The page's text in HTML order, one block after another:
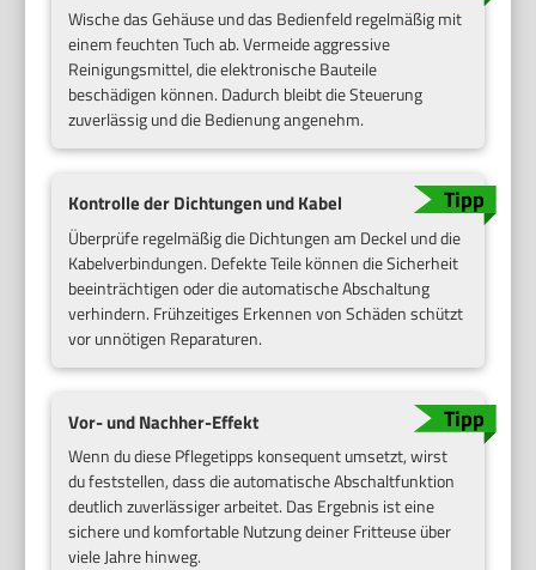
Wische das Gehäuse und das Bedienfeld regelmäßig mit
einem feuchten Tuch ab. Vermeide aggressive
Reinigungsmittel, die elektronische Bauteile
beschädigen können. Dadurch bleibt die Steuerung
zuverlässig und die Bedienung angenehm.
Kontrolle der Dichtungen und Kabel
Überprüfe regelmäßig die Dichtungen am Deckel und die
Kabelverbindungen. Defekte Teile können die Sicherheit
beeinträchtigen oder die automatische Abschaltung
verhindern. Frühzeitiges Erkennen von Schäden schützt
vor unnötigen Reparaturen.
Vor- und Nachher-Effekt
Wenn du diese Pflegetipps konsequent umsetzt, wirst
du feststellen, dass die automatische Abschaltfunktion
deutlich zuverlässiger arbeitet. Das Ergebnis ist eine
sichere und komfortable Nutzung deiner Fritteuse über
viele Jahre hinweg.